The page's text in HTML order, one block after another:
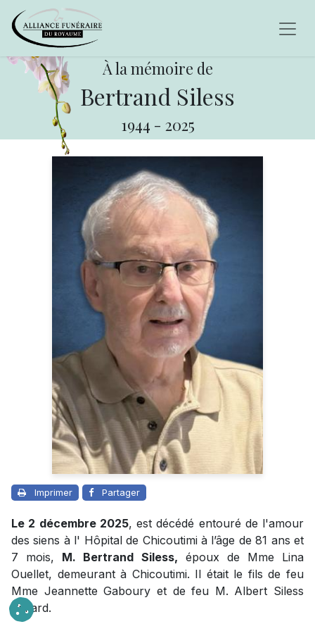
À la mémoire de
Bertrand Siless
1944 - 2025
Imprimer Partager
Le 2 décembre 2025, est décédé entouré de l'amour
des siens à l' Hôpital de Chicoutimi à l’âge de 81 ans et
7 mois, M. Bertrand Siless, époux de Mme Lina
Ouellet, demeurant à Chicoutimi. Il était le fils de feu
Mme Jeannette Gaboury et de feu M. Albert Siless
Simard.